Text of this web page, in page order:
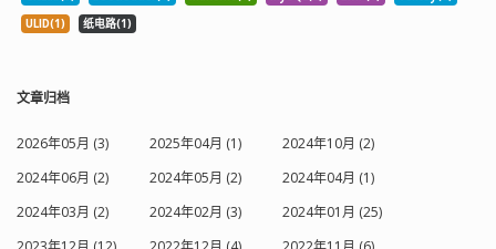
ULID(1)
纸电路(1)
文章归档
2026年05月 (3) 2025年04月 (1)
2024年10月 (2)
2024年06月 (2)
2024年05月 (2)
2024年04月 (1)
2024年03月 (2)
2024年02月 (3)
2024年01月 (25)